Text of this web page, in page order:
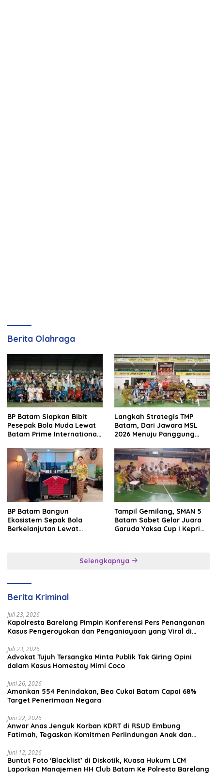
Berita Olahraga
BP Batam Siapkan Bibit
Pesepak Bola Muda Lewat
Batam Prime International
Langkah Strategis TMP
Batam, Dari Jawara MSL
2026 Menuju Panggung
BP Batam Bangun
Ekosistem Sepak Bola
Berkelanjutan Lewat
Tampil Gemilang, SMAN 5
Batam Sabet Gelar Juara
Garuda Yaksa Cup I Kepri
Selengkapnya
Berita Kriminal
Juli 23, 2026
Kapolresta Barelang Pimpin Konferensi Pers Penanganan
Kasus Pengeroyokan dan Penganiayaan yang Viral di
Juli 23, 2026
Advokat Tujuh Tersangka Minta Publik Tak Giring Opini
dalam Kasus Homestay Mimi Coco
Juni 26, 2026
Amankan 554 Penindakan, Bea Cukai Batam Capai 68%
Target Penerimaan Negara
Juni 22, 2026
Anwar Anas Jenguk Korban KDRT di RSUD Embung
Fatimah, Tegaskan Komitmen Perlindungan Anak dan
Juni 12, 2026
Buntut Foto ‘Blacklist’ di Diskotik, Kuasa Hukum LCM
Laporkan Manajemen HH Club Batam Ke Polresta Barelang